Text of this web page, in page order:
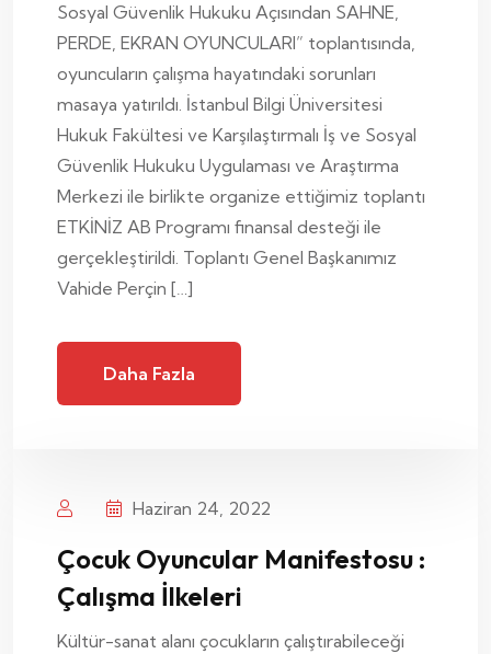
Sosyal Güvenlik Hukuku Açısından SAHNE,
PERDE, EKRAN OYUNCULARI” toplantısında,
oyuncuların çalışma hayatındaki sorunları
masaya yatırıldı. İstanbul Bilgi Üniversitesi
Hukuk Fakültesi ve Karşılaştırmalı İş ve Sosyal
Güvenlik Hukuku Uygulaması ve Araştırma
Merkezi ile birlikte organize ettiğimiz toplantı
ETKİNİZ AB Programı finansal desteği ile
gerçekleştirildi. Toplantı Genel Başkanımız
Vahide Perçin […]
Daha Fazla
Haziran 24, 2022
Çocuk Oyuncular Manifestosu :
Çalışma İlkeleri
Kültür-sanat alanı çocukların çalıştırabileceği